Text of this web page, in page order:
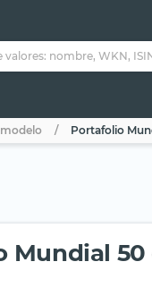
Portafolio
Mundial 50